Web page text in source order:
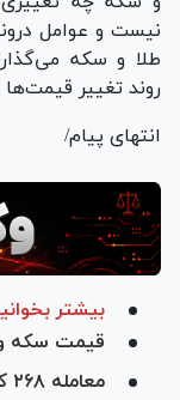
نیست و عوامل
طلا و سکه
روند تغییر
انتهای پیام/
بیشتر
قیمت سکه و طلا در ۲